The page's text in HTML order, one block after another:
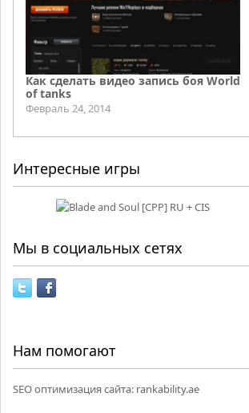
Как сделать видео запись боя World
of tanks
Февраль 24, 2014
Интересные игры
Мы в социальных сетях
Нам помогают
SEO оптимизация сайта: rankability.ae